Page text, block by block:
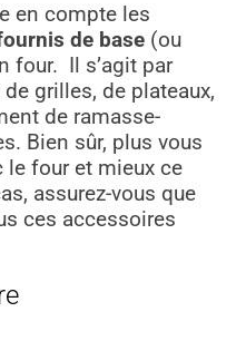
en compte les
de base(ou
four.
Il s’agit par
grilles, de plateaux,
de ramasse-
Bien sûr, plus vous
le four et mieux ce
assurez-vous que
ces accessoires